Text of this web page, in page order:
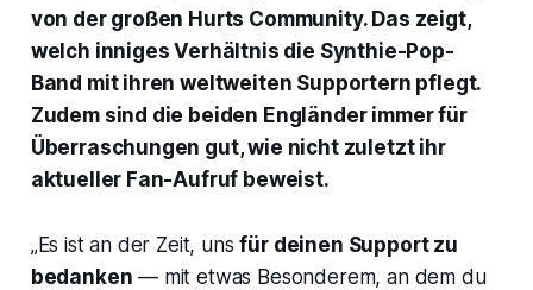
von der großen Hurts Community. Das zeigt,
welch inniges Verhältnis die Synthie-Pop-
Band mit ihren weltweiten Supportern pflegt.
Zudem sind die beiden Engländer immer für
Überraschungen gut, wie nicht zuletzt ihr
aktueller Fan-Aufruf beweist.
„Es ist an der Zeit, unsfür deinen Support zu
bedanken — mit etwas Besonderem, an dem du